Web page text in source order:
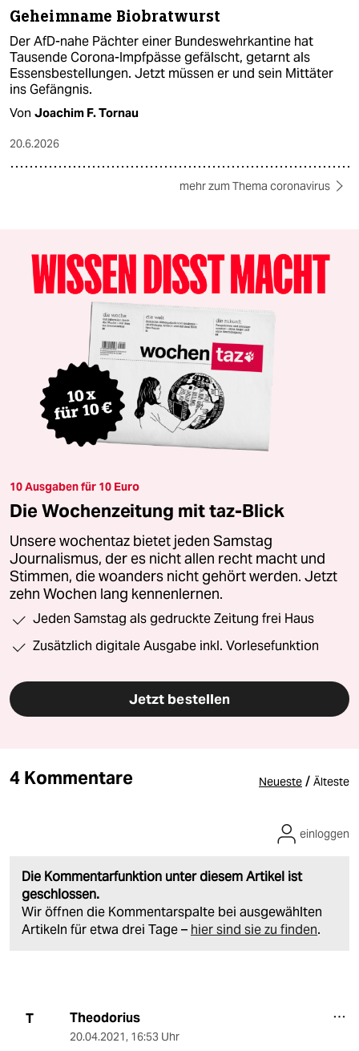
Geheimname Biobratwurst
Der AfD-nahe Pächter einer Bundeswehrkantine hat
Tausende Corona-Impfpässe gefälscht, getarnt als
Essensbestellungen. Jetzt müssen er und sein Mittäter
ins Gefängnis.
Von Joachim F. Tornau
20.6.2026
mehr zum Thema coronavirus
10 Ausgaben für 10 Euro
Die Wochenzeitung mit taz-Blick
Unsere wochentaz bietet jeden Samstag
Journalismus, der es nicht allen recht macht und
Stimmen, die woanders nicht gehört werden. Jetzt
zehn Wochen lang kennenlernen.
Jeden Samstag als gedruckte Zeitung frei Haus
Zusätzlich digitale Ausgabe inkl. Vorlesefunktion
Jetzt bestellen
4 Kommentare Neueste / Älteste
Die Kommentarfunktion unter diesem Artikel ist
geschlossen.
Wir öffnen die Kommentarspalte bei ausgewählten
Artikeln für etwa drei Tage – hier sind sie zu finden.
einloggen
T Theodorius
20.04.2021, 16:53 Uhr